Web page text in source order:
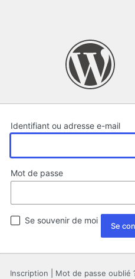
Identifiant ou adresse e-mail
Mot de passe
Se souvenir de moi
Inscription Mot de passe oublié